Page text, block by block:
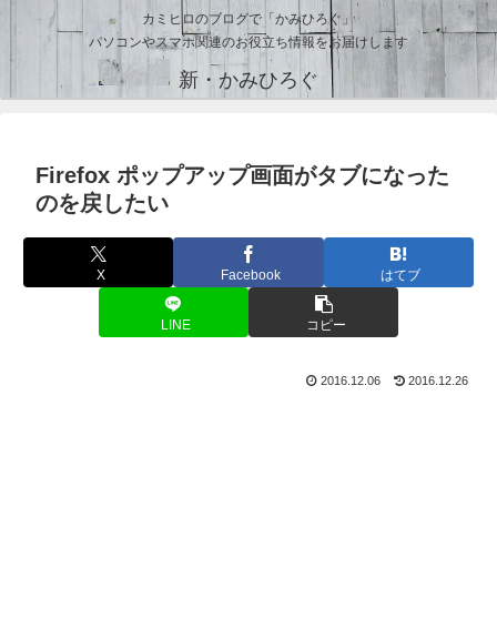
カミヒロのブログで「かみひろぐ」
パソコンやスマホ関連のお役立ち情報をお届けします
新・かみひろぐ
Firefox ポップアップ画面がタブになった
のを戻したい
X Facebook はてブ
LINE コピー
2016.12.06 2016.12.26